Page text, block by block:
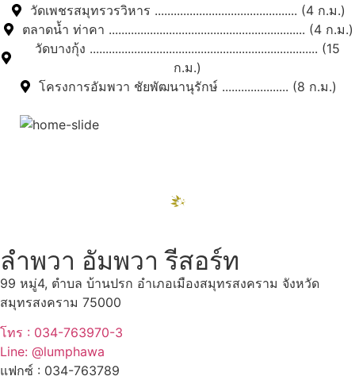
วัดเพชรสมุทรวรวิหาร ............................................. (4 ก.ม.)
ตลาดน้ำ ท่าคา .............................................................. (4 ก.ม.)
วัดบางกุ้ง ........................................................................ (15
ก.ม.)
โครงการอัมพวา ชัยพัฒนานุรักษ์ ..................... (8 ก.ม.)
ลำพวา อัมพวา รีสอร์ท
99 หมู่4, ตำบล บ้านปรก อำเภอเมืองสมุทรสงคราม จังหวัด
สมุทรสงคราม 75000
โทร : 034-763970-3
Line: @lumphawa
แฟกซ์ : 034-763789